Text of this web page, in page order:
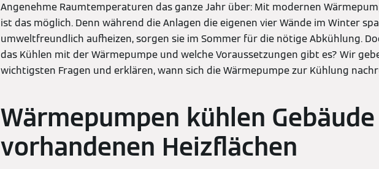
Angenehme Raumtemperaturen das ganze Jahr über: Mit modernen
ist das möglich. Denn während die Anlagen die eigenen vier Wände im Winter
umweltfreundlich aufheizen, sorgen sie im Sommer für die nötige Abkühlung.
das Kühlen mit der Wärmepumpe und welche Voraussetzungen gibt es? Wir
wichtigsten Fragen und erklären, wann sich die Wärmepumpe zur Kühlung
Wärmepumpen kühlen
vorhandenen Heizflächen